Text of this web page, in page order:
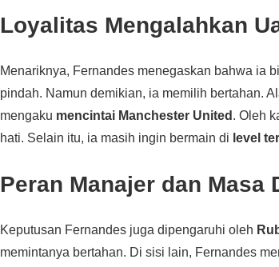
Loyalitas Mengalahkan
Menariknya, Fernandes menegaskan bahwa ia
pindah. Namun demikian, ia memilih bertahan.
mengaku mencintai Manchester United . Oleh
hati. Selain itu, ia masih ingin bermain di level
Peran Manajer dan Masa
Keputusan Fernandes juga dipengaruhi oleh
memintanya bertahan. Di sisi lain, Fernandes